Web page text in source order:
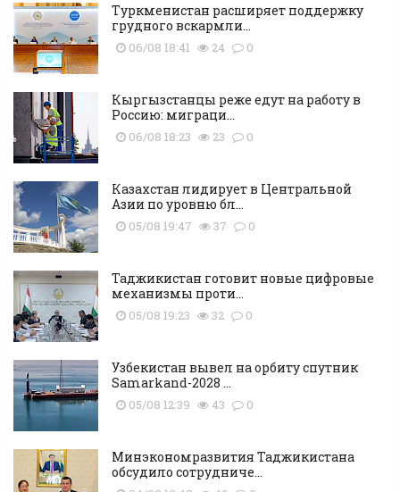
Туркменистан расширяет поддержку
грудного вскармли...
06/08 18:41 24 0
Кыргызстанцы реже едут на работу в
Россию: миграци...
06/08 18:23 23 0
Казахстан лидирует в Центральной
Азии по уровню бл...
05/08 19:47 37 0
Таджикистан готовит новые цифровые
механизмы проти...
05/08 19:23 32 0
Узбекистан вывел на орбиту спутник
Samarkand-2028 ...
05/08 12:39 43 0
Минэкономразвития Таджикистана
обсудило сотрудниче...